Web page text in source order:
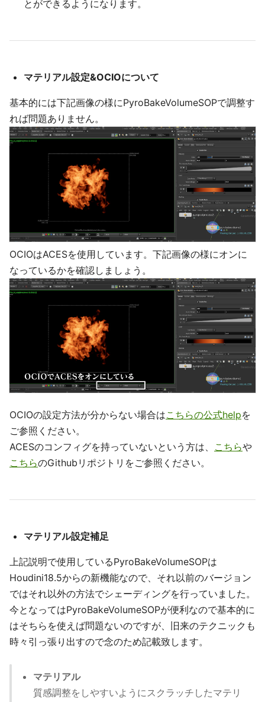
とができるようになります。
マテリアル設定&OCIOについて
基本的には下記画像の様にPyroBakeVolumeSOPで調整す
れば問題ありません。
OCIOはACESを使用しています。下記画像の様にオンに
なっているかを確認しましょう。
OCIOの設定方法が分からない場合はこちらの公式helpを
ご参照ください。
ACESのコンフィグを持っていないという方は、 こちらや
こちらのGithubリポジトリをご参照ください。
マテリアル設定補足
上記説明で使用しているPyroBakeVolumeSOPは
Houdini18.5からの新機能なので、それ以前のバージョン
ではそれ以外の方法でシェーディングを行っていました。
今となってはPyroBakeVolumeSOPが便利なので基本的に
はそちらを使えば問題ないのですが、旧来のテクニックも
時々引っ張り出すので念のため記載致します。
マテリアル
質感調整をしやすいようにスクラッチしたマテリ